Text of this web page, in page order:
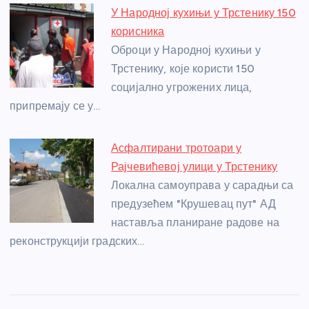
У Народној кухињи у Трстенику 150
корисника
Оброци у Народној кухињи у
Трстенику, које користи 150
социјално угрожених лица,
припремају се у…
Асфалтирани тротоари у
Рајчевићевој улици у Трстенику
Локална самоуправа у сарадњи са
предузећем "Крушевац пут" АД
наставља планиране радове на
реконструкцији градских…